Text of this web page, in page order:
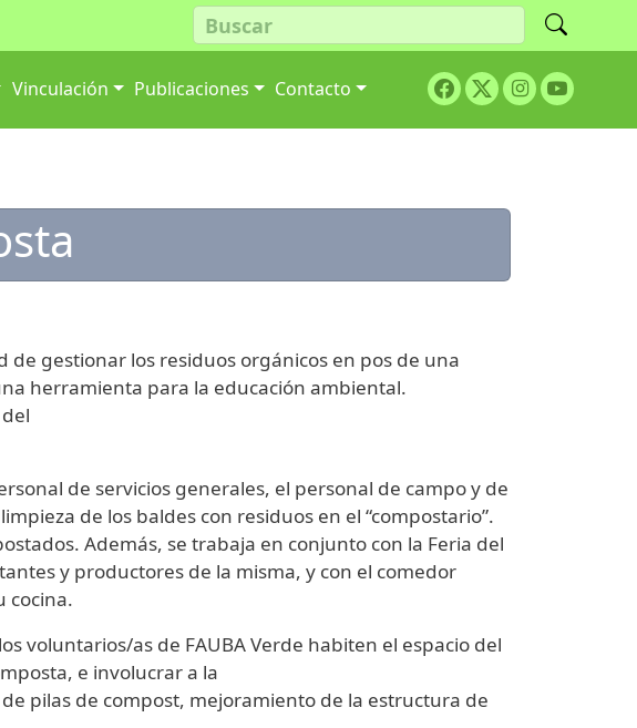
Vinculación Publicaciones Contacto Facebook
TwitterInstagram
Youtube
gestionar los residuos orgánicos en pos de una
herramienta para la educación ambiental.
de servicios generales, el personal de campo y de
de los baldes con residuos en el “compostario”.
Además, se trabaja en conjunto con la Feria del
y productores de la misma, y con el comedor
cocina.
voluntarios/as de FAUBA Verde habiten el espacio del
e involucrar a la
pilas de compost, mejoramiento de la estructura de